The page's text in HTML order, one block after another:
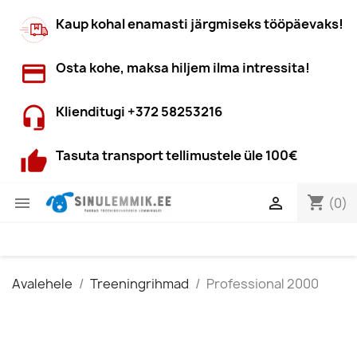
Kaup kohal enamasti järgmiseks tööpäevaks!
Osta kohe, maksa hiljem ilma intressita!
Klienditugi +372 58253216
Tasuta transport tellimustele üle 100€
 shopping_cart (0)

Avalehele Treeningrihmad Professional 2000